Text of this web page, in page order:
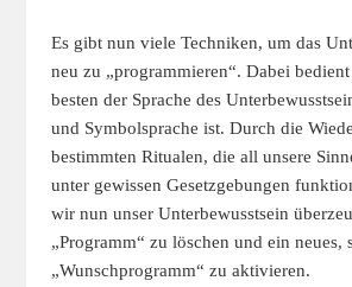
Es gibt nun viele Techniken, um das
neu zu „programmieren“. Dabei
besten der Sprache des
und Symbolsprache ist. Durch die
bestimmten Ritualen, die all unsere
unter gewissen Gesetzgebungen
wir nun unser Unterbewusstsein
„Programm“ zu löschen und ein neues,
„Wunschprogramm“ zu aktivieren.